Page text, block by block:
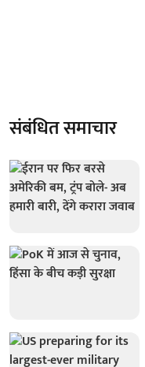
संबंधित समाचार